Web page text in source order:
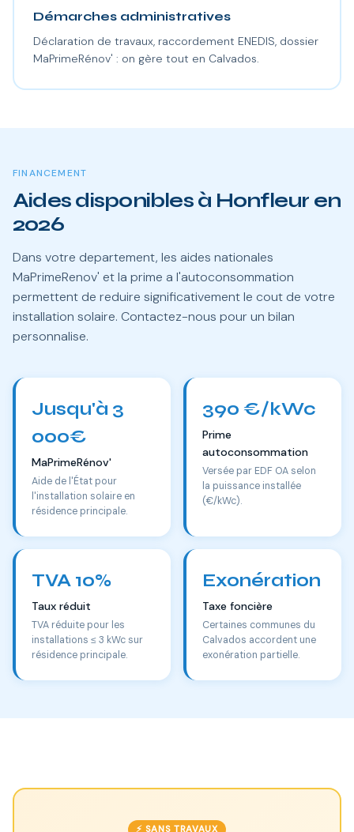
Démarches administratives
Déclaration de travaux, raccordement ENEDIS, dossier
MaPrimeRénov' : on gère tout en Calvados.
FINANCEMENT
Aides disponibles à Honfleur en
2026
Dans votre departement, les aides nationales
MaPrimeRenov' et la prime a l'autoconsommation
permettent de reduire significativement le cout de votre
installation solaire. Contactez-nous pour un bilan
personnalise.
Jusqu'à 3
000€
MaPrimeRénov'
Aide de l'État pour
l'installation solaire en
résidence principale.
390 €/kWc
Prime
autoconsommation
Versée par EDF OA selon
la puissance installée
(€/kWc).
TVA 10%
Taux réduit
TVA réduite pour les
installations ≤ 3 kWc sur
résidence principale.
Exonération
Taxe foncière
Certaines communes du
Calvados accordent une
exonération partielle.
⚡ SANS TRAVAUX